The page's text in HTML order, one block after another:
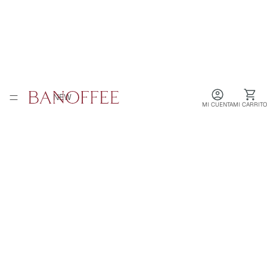
NEW
MI CUENTAMI CARRITO